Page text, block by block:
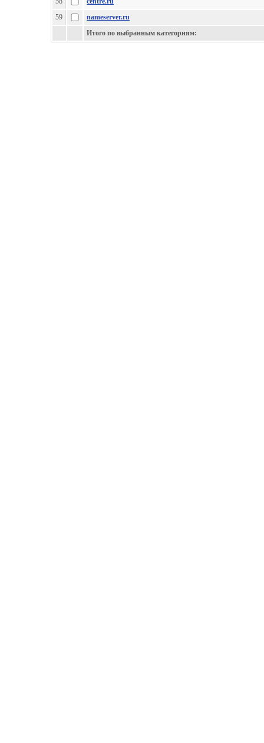
59
nameserver.ru
Итого по выбранным категориям: